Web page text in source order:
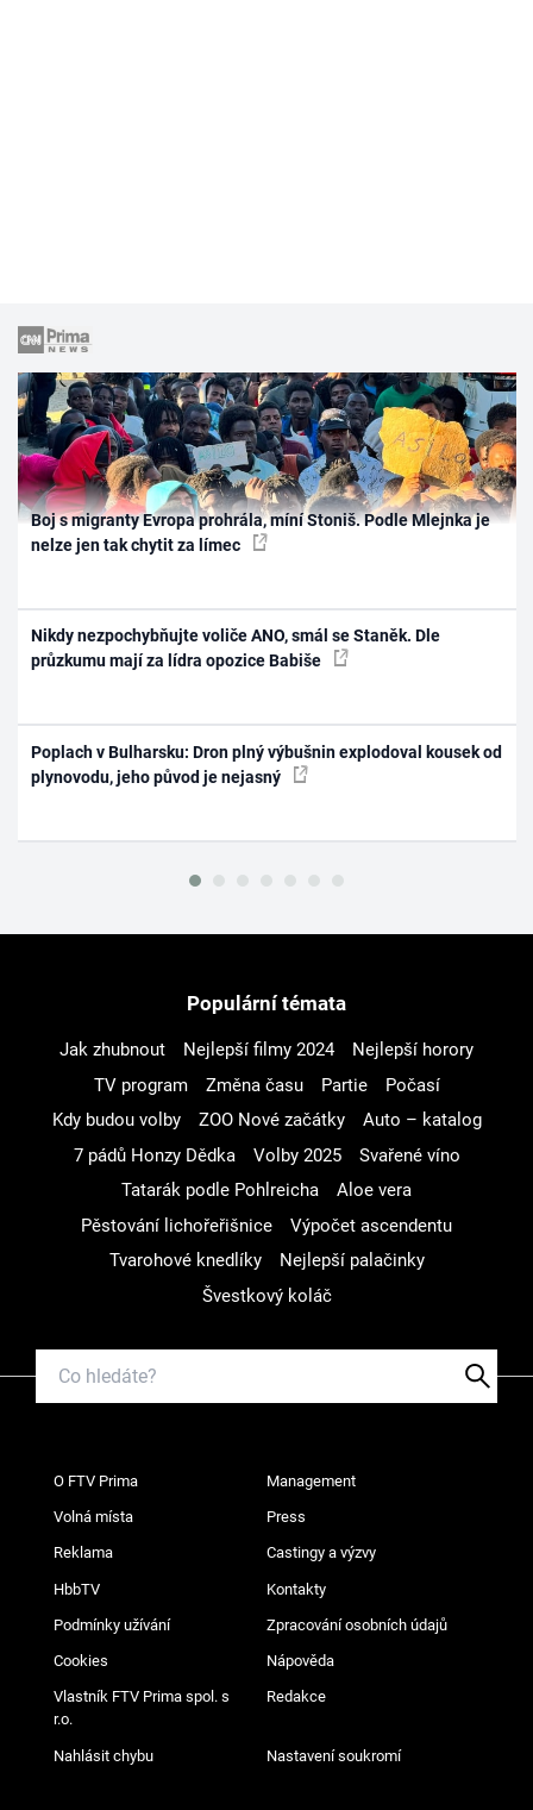
Boj s migranty Evropa prohrála, míní Stoniš. Podle Mlejnka je
nelze jen tak chytit za límec
Nikdy nezpochybňujte voliče ANO, smál se Staněk. Dle
průzkumu mají za lídra opozice Babiše
Poplach v Bulharsku: Dron plný výbušnin explodoval kousek od
plynovodu, jeho původ je nejasný
Populární témata
Jak zhubnout Nejlepší filmy 2024
Nejlepší horory
TV program
Změna času Partie
Počasí
Kdy budou volby
ZOO Nové začátky
Auto – katalog
7 pádů Honzy Dědka
Volby 2025
Svařené víno
Tatarák podle Pohlreicha
Aloe vera
Pěstování lichořeřišnice
Výpočet ascendentu
Tvarohové knedlíky
Nejlepší palačinky
Švestkový koláč
O FTV Prima Management
Volná místa Press
Reklama Castingy a výzvy
HbbTV Kontakty
Podmínky užívání Zpracování osobních údajů
Cookies Nápověda
Vlastník FTV Prima spol. s
r.o.
Redakce
Nahlásit chybu Nastavení soukromí